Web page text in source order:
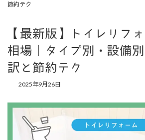
節約テク
【最新版】トイレリフ
相場｜タイプ別・設備
訳と節約テク
2025年9月26日